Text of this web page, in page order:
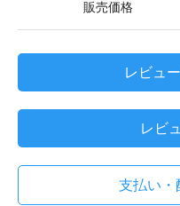
販売価格
レビュ
レビ
支払い・